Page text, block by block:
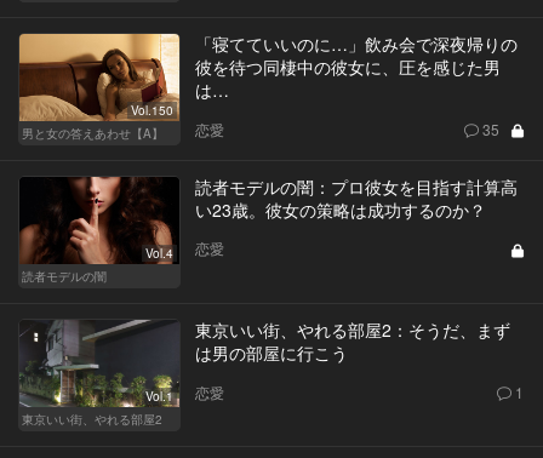
Vol.150
男と女の答えあわせ【A】
「寝てていいのに…」飲み会で深夜帰りの
彼を待つ同棲中の彼女に、圧を感じた男
は…
恋愛 35
Vol.4
読者モデルの闇
読者モデルの闇：プロ彼女を目指す計算高
い23歳。彼女の策略は成功するのか？
恋愛
Vol.1
東京いい街、やれる部屋2
東京いい街、やれる部屋2：そうだ、まず
は男の部屋に行こう
恋愛 1